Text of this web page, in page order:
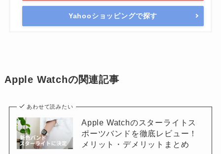
Yahooショッピングで探す
Apple Watchの関連記事
あわせて読みたい
Apple Watchのスターライトス
ポーツバンドを徹底レビュー！
メリット・デメリットまとめ